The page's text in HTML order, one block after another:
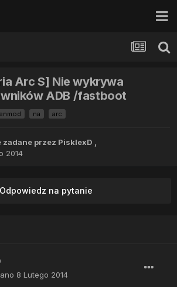
Arc S] Nie wykrywa
ADB /fastboot
na arc
zadane przez PisklexD ,
2014
Odpowiedz na pytanie
8 Lutego 2014